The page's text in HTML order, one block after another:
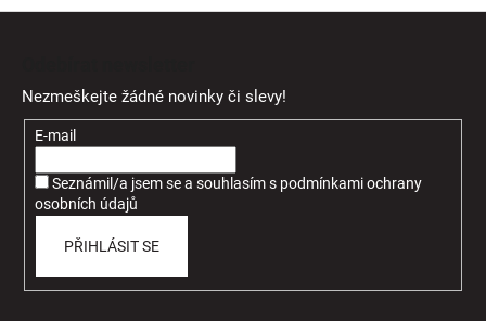
Nezmeškejte žádné novinky či slevy!
E-mail
Seznámil/a jsem se a souhlasíms podmínkami ochrany
osobních údajů
PŘIHLÁSIT SE